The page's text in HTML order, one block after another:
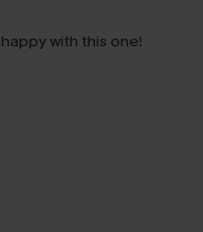
with this one!